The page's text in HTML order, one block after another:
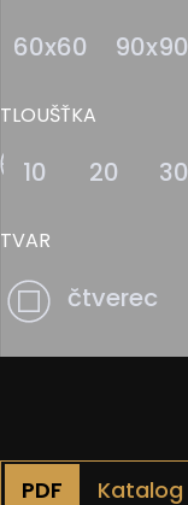
60x60 90x90
TLOUŠŤKA
10 20 30
TVAR
čtverec
Katalog